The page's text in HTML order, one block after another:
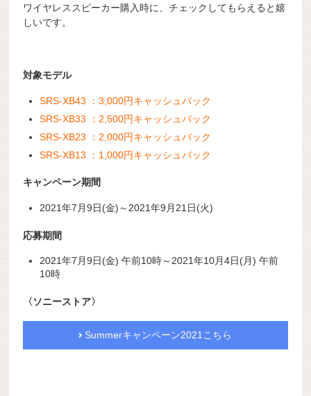
ワイヤレススピーカー購入時に、チェックしてもらえると嬉
しいです。
対象モデル
SRS-XB43 ：3,000円キャッシュバック
SRS-XB33 ：2,500円キャッシュバック
SRS-XB23 ：2,000円キャッシュバック
SRS-XB13 ：1,000円キャッシュバック
キャンペーン期間
2021年7月9日(金)～2021年9月21日(火)
応募期間
2021年7月9日(金) 午前10時～2021年10月4日(月) 午前
10時
〈ソニーストア〉
Summerキャンペーン2021こちら